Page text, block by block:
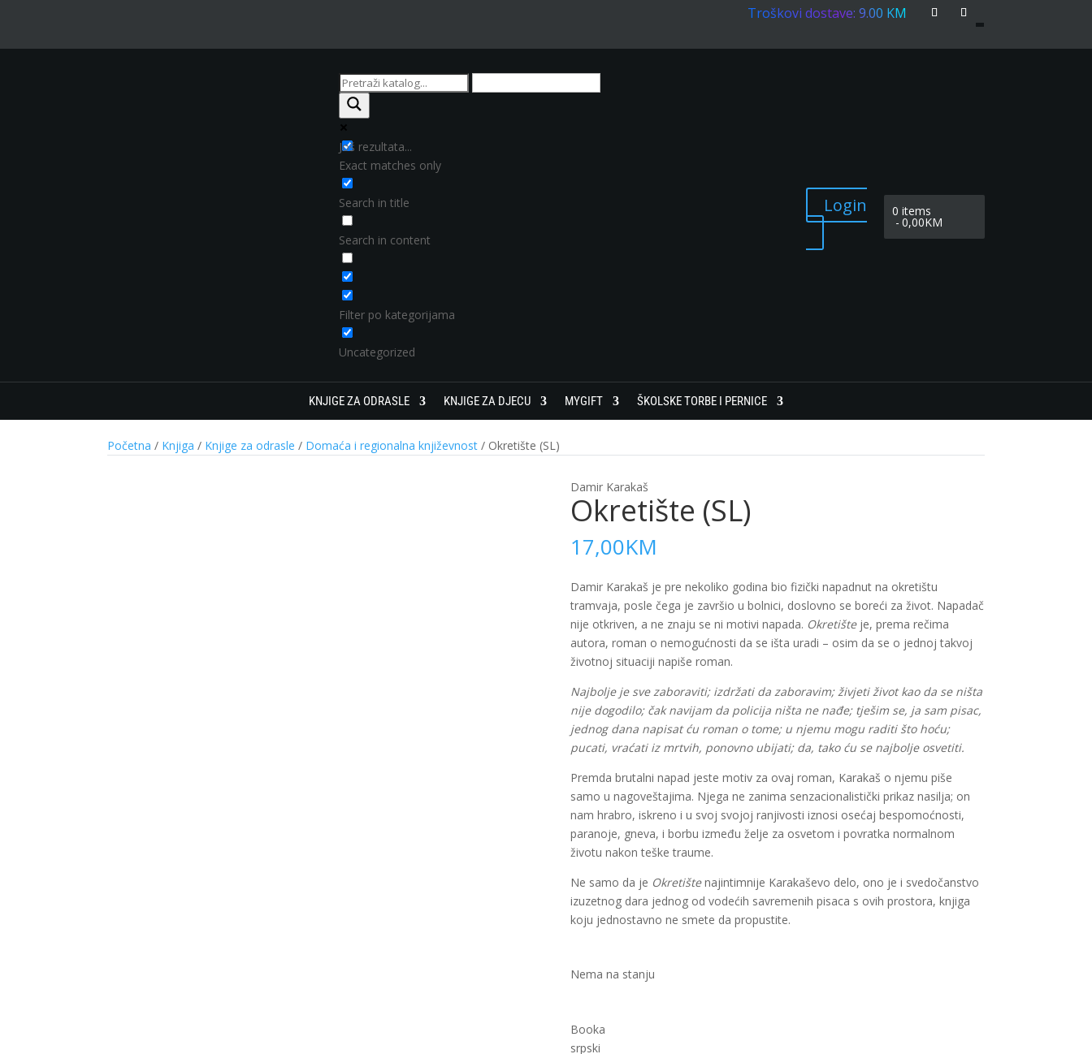
Troškovi dostave: 9.00 KM
Još rezultata...
Exact matches only
Search in title
Search in content
Filter po kategorijama
Uncategorized
Login 0 items
0,00KM
KNJIGE ZA ODRASLE KNJIGE ZA DJECU MYGIFT ŠKOLSKE TORBE I PERNICE
Početna / Knjiga / Knjige za odrasle / Domaća i regionalna književnost / Okretište (SL)
Damir Karakaš
Okretište (SL)
17,00KM
Damir Karakaš je pre nekoliko godina bio fizički napadnut na okretištu
tramvaja, posle čega je završio u bolnici, doslovno se boreći za život. Napadač
nije otkriven, a ne znaju se ni motivi napada. Okretište je, prema rečima
autora, roman o nemogućnosti da se išta uradi – osim da se o jednoj takvoj
životnoj situaciji napiše roman.
Najbolje je sve zaboraviti; izdržati da zaboravim; živjeti život kao da se ništa
nije dogodilo; čak navijam da policija ništa ne nađe; tješim se, ja sam pisac,
jednog dana napisat ću roman o tome; u njemu mogu raditi što hoću;
pucati, vraćati iz mrtvih, ponovno ubijati; da, tako ću se najbolje osvetiti.
Premda brutalni napad jeste motiv za ovaj roman, Karakaš o njemu piše
samo u nagoveštajima. Njega ne zanima senzacionalistički prikaz nasilja; on
nam hrabro, iskreno i u svoj svojoj ranjivosti iznosi osećaj bespomoćnosti,
paranoje, gneva, i borbu između želje za osvetom i povratka normalnom
životu nakon teške traume.
Ne samo da je Okretištenajintimnije Karakaševo delo, ono je i svedočanstvo
izuzetnog dara jednog od vodećih savremenih pisaca s ovih prostora, knjiga
koju jednostavno ne smete da propustite.
Nema na stanju
Booka
srpski